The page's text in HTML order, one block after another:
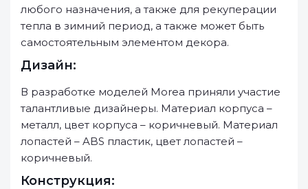
любого назначения, а также для рекуперации
тепла в зимний период, а также может быть
самостоятельным элементом декора.
Дизайн:
В разработке моделей Morea приняли участие
талантливые дизайнеры. Материал корпуса –
металл, цвет корпуса – коричневый. Материал
лопастей – ABS пластик, цвет лопастей –
коричневый.
Конструкция: